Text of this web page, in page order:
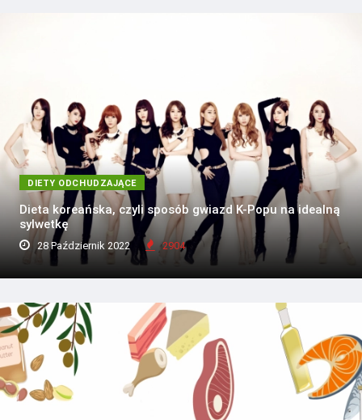
DIETY ODCHUDZAJĄCE
Dieta koreańska, czyli sposób gwiazd K-Popu na idealną
sylwetkę
28 Październik 2022 2904